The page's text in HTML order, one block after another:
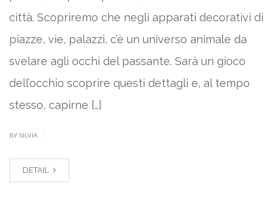
città. Scopriremo che negli apparati decorativi di
piazze, vie, palazzi, c’è un universo animale da
svelare agli occhi del passante. Sarà un gioco
dell’occhio scoprire questi dettagli e, al tempo
stesso, capirne […]
BY SILVIA
DETAIL